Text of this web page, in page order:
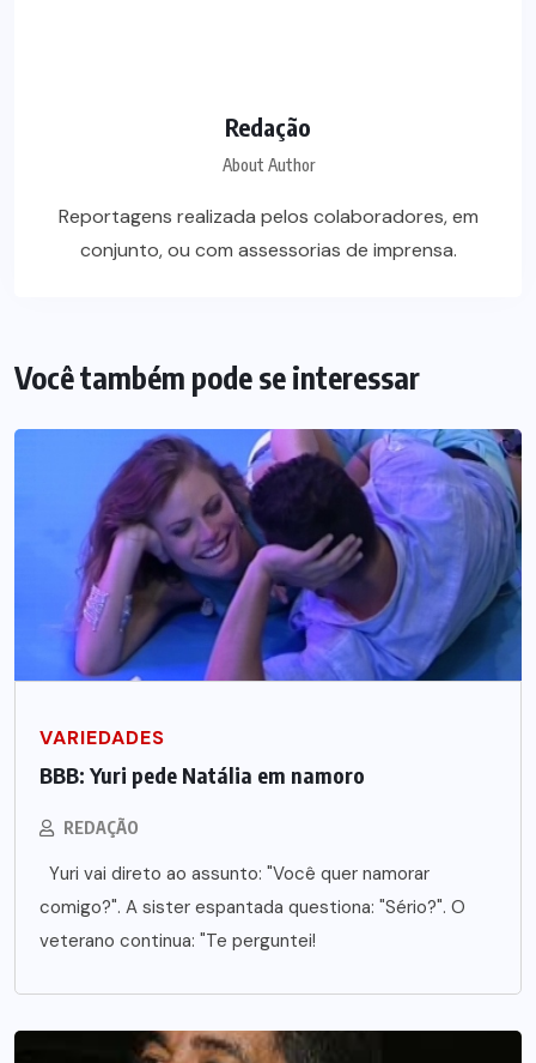
Redação
About Author
Reportagens realizada pelos colaboradores, em
conjunto, ou com assessorias de imprensa.
Você também pode se interessar
VARIEDADES
BBB: Yuri pede Natália em namoro
REDAÇÃO
Yuri vai direto ao assunto: "Você quer namorar
comigo?". A sister espantada questiona: "Sério?". O
veterano continua: "Te perguntei!